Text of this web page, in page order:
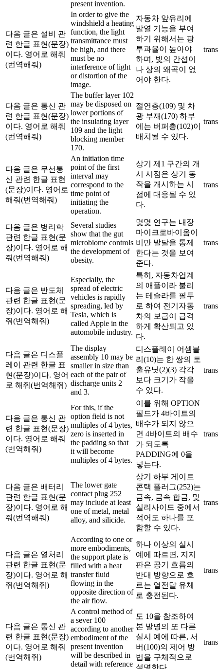
present invention.
다음 글은 설비 관
련 한글 표현(문장)
이다. 영어로 해줘
(번역해줘)
In order to give the
windshield a heating
function, the light
transmittance must
be high, and there
must be no
interference of light
or distortion of the
image.
자동차 앞유리에
발열 기능을 부여
하기 위해서는 광
투과율이 높아야
하며, 빛의 간섭이
나 상의 왜곡이 없
어야 한다.
다음 글은 통신 관
련 한글 표현(문장)
이다. 영어로 해줘
(번역해줘)
The buffer layer 102
may be disposed on
lower portions of
the insulating layer
109 and the light
blocking member
170.
절연층(109) 및 차
광 부재(170) 하부
에는 버퍼층(102)이
배치될 수 있다.
다음 글은 무선통
신 관련 한글 표현
(문장)이다. 영어로
해줘(번역해줘)
An initiation time
point of the first
interval may
correspond to the
time point of
initiating the
operation.
상기 제1 구간의 개
시 시점은 상기 동
작을 개시하는 시
점에 대응될 수 있
다.
다음 글은 병리학
관련 한글 표현(문
장)이다. 영어로 해
줘(번역해줘)
Several studies
show that the gut
microbiome controls
the development of
obesity.
몇몇 연구는 내장
마이크로바이옴이
비만 발달을 통제
한다는 것을 보여
준다.
다음 글은 반도체
관련 한글 표현(문
장)이다. 영어로 해
줘(번역해줘)
Especially, the
spread of electric
vehicles is rapidly
spreading, led by
Tesla, which is
called Apple in the
automobile industry.
특히, 자동차업계
의 애플이라 불리
는 테슬라를 필두
로 하여 전기자동
차의 보급이 급격
하게 확산되고 있
다.
다음 글은 디스플
레이 관련 한글 표
현(문장)이다. 영어
로 해줘(번역해줘)
The display
assembly 10 may be
smaller in size than
each of the pair of
discharge units 2
and 3.
디스플레이 어셈블
리(10)는 한 쌍의 토
출유닛(2)(3) 각각
보다 크기가 작을
수 있다.
다음 글은 통신 관
련 한글 표현(문장)
이다. 영어로 해줘
(번역해줘)
For this, if the
option field is not
multiples of 4 bytes,
zero is inserted in
the padding so that
it will become
multiples of 4 bytes.
이를 위해 OPTION
필드가 4바이트의
배수가 되지 않으
면 4바이트의 배수
가 되도록
PADDING에 0을
넣는다.
다음 글은 배터리
관련 한글 표현(문
장)이다. 영어로 해
줘(번역해줘)
The lower gate
contact plug 252
may include at least
one of metal, metal
alloy, and silicide.
상기 하부 게이트
콘택 플러그(252)는
금속, 금속 합금, 및
실리사이드 중에서
적어도 하나를 포
함할 수 있다.
다음 글은 열처리
관련 한글 표현(문
장)이다. 영어로 해
줘(번역해줘)
According to one or
more embodiments,
the support plate is
filled with a heat
transfer fluid
flowing in the
opposite direction of
the air flow.
하나 이상의 실시
예에 따르면, 지지
판은 공기 흐름의
반대 방향으로 흐
르는 열전달 유체
로 충전된다.
다음 글은 통신 관
련 한글 표현(문장)
이다. 영어로 해줘
(번역해줘)
A control method of
a sever 100
according to another
embodiment of the
present invention
will be described in
detail with reference
도 10을 참조하여
본 발명의 또 다른
실시 예에 따른, 서
버(100)의 제어 방
법을 구체적으로